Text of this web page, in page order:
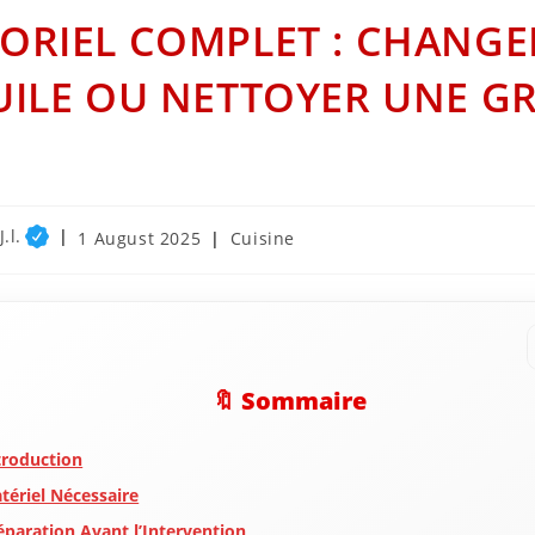
COMPLET :
OU NETTOYER UNE
Post
1 August 2025
Post
Cuisine
🔖 Sommaire
Nécessaire